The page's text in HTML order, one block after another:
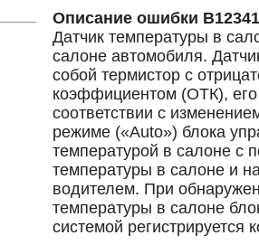
Описание ошибки
Датчик температуры в
салоне автомобиля.
собой термистор с
коэффициентом (ОТК), его
соответствии с
режиме («Auto») блока
температурой в салоне с
температуры в салоне и
водителем. При
температуры в салоне
системой регистрируется